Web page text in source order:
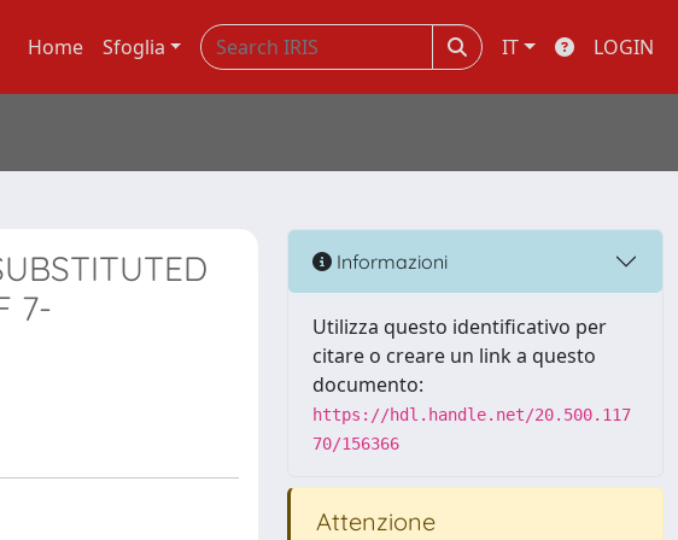
Home Sfoglia IT LOGIN
7-
Informazioni
Utilizza questo identificativo per
citare o creare un link a questo
documento:
https://hdl.handle.net/20.500.117
70/156366
Attenzione